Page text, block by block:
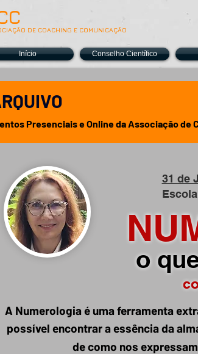
DE COACHING E COMUNICAÇÃO
Início Conselho Científico
Presenciais e Online da Associação de
31 de
o
A Numerologia é uma ferramenta
possível encontrar a essência da
de como nos